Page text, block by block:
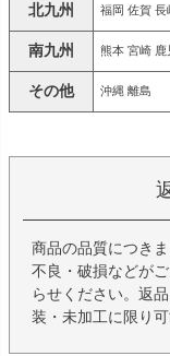
北九州 福岡 佐賀 長
南九州 熊本 宮崎 鹿
その他 沖縄 離島
商品の品質につき
不良・破損などが
らせください。返
装・未加工に限り可